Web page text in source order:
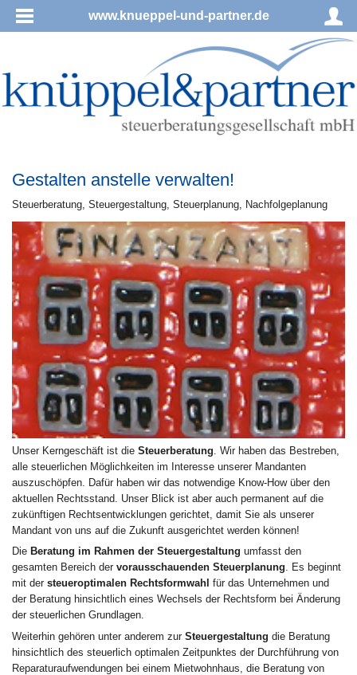
www.knueppel-und-partner.de
Gestalten anstelle verwalten!
Steu­er­be­ra­tung, Steu­er­ge­stal­tung, Steu­er­pla­nung, Nachfolgeplanung
Unser Kerngeschäft ist die Steuerberatung . Wir haben das Bestreben,
alle steuerlichen Möglichkeiten im Interesse unserer Mandanten
auszuschöpfen. Dafür haben wir das notwendige Know-How über den
aktuellen Rechtsstand. Unser Blick ist aber auch permanent auf die
zukünftigen Rechtsentwicklungen gerichtet, damit Sie als unserer
Mandant von uns auf die Zukunft ausgerichtet werden können!
Die Beratung im Rahmen der Steuergestaltung umfasst den
gesamten Bereich der vorausschauenden Steuerplanung. Es beginnt
mit der steueroptimalen Rechtsformwahl für das Unternehmen und
der Beratung hinsichtlich eines Wechsels der Rechtsform bei Änderung
der steuerlichen Grundlagen.
Weiterhin gehören unter anderem zur Steuergestaltung die Beratung
hinsichtlich des steuerlich optimalen Zeitpunktes der Durchführung von
Reparaturaufwendungen bei einem Mietwohnhaus, die Beratung von